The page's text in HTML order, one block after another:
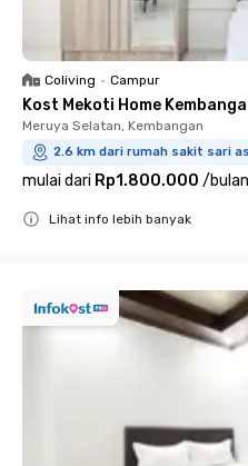
Coliving • Campur
Kost Mekoti Home
Meruya Selatan, Kembangan
2.6 km dari rumah sakit sari
mulai dari Rp1.800.000 /bulan
Lihat info lebih banyak